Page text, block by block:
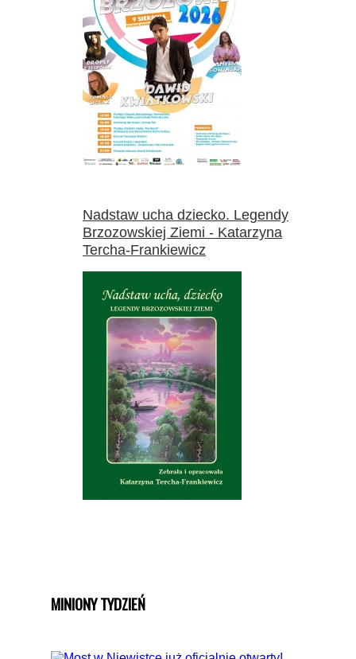
Nadstaw ucha dziecko. Legendy
Brzozowskiej Ziemi - Katarzyna
Tercha-Frankiewicz
MINIONY TYDZIEŃ